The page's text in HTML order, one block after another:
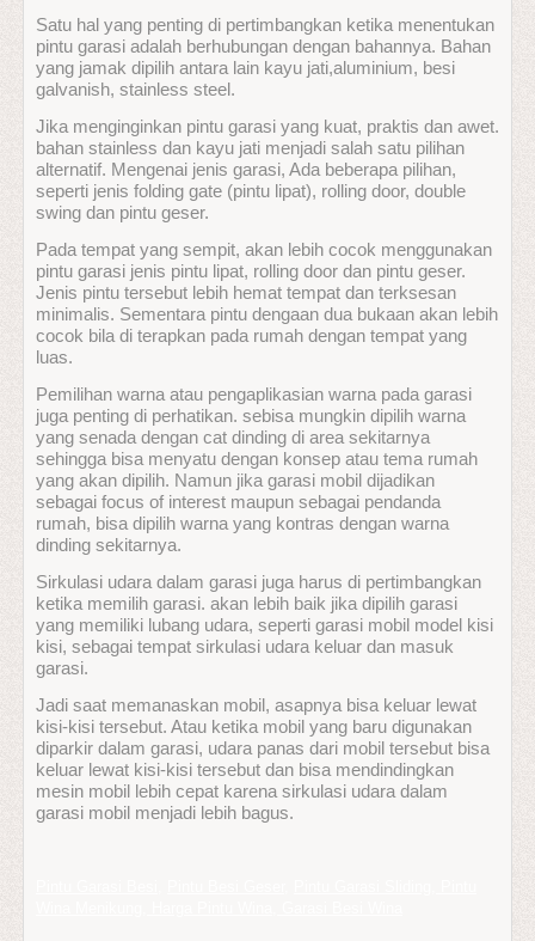
Satu hal yang penting di pertimbangkan ketika menentukan
pintu garasi adalah berhubungan dengan bahannya. Bahan
yang jamak dipilih antara lain kayu jati,aluminium, besi
galvanish, stainless steel.
Jika menginginkan pintu garasi yang kuat, praktis dan awet.
bahan stainless dan kayu jati menjadi salah satu pilihan
alternatif. Mengenai jenis garasi, Ada beberapa pilihan,
seperti jenis folding gate (pintu lipat), rolling door, double
swing dan pintu geser.
Pada tempat yang sempit, akan lebih cocok menggunakan
pintu garasi jenis pintu lipat, rolling door dan pintu geser.
Jenis pintu tersebut lebih hemat tempat dan terksesan
minimalis. Sementara pintu dengaan dua bukaan akan lebih
cocok bila di terapkan pada rumah dengan tempat yang
luas.
Pemilihan warna atau pengaplikasian warna pada garasi
juga penting di perhatikan. sebisa mungkin dipilih warna
yang senada dengan cat dinding di area sekitarnya
sehingga bisa menyatu dengan konsep atau tema rumah
yang akan dipilih. Namun jika garasi mobil dijadikan
sebagai focus of interest maupun sebagai pendanda
rumah, bisa dipilih warna yang kontras dengan warna
dinding sekitarnya.
Sirkulasi udara dalam garasi juga harus di pertimbangkan
ketika memilih garasi. akan lebih baik jika dipilih garasi
yang memiliki lubang udara, seperti garasi mobil model kisi
kisi, sebagai tempat sirkulasi udara keluar dan masuk
garasi.
Jadi saat memanaskan mobil, asapnya bisa keluar lewat
kisi-kisi tersebut. Atau ketika mobil yang baru digunakan
diparkir dalam garasi, udara panas dari mobil tersebut bisa
keluar lewat kisi-kisi tersebut dan bisa mendindingkan
mesin mobil lebih cepat karena sirkulasi udara dalam
garasi mobil menjadi lebih bagus.